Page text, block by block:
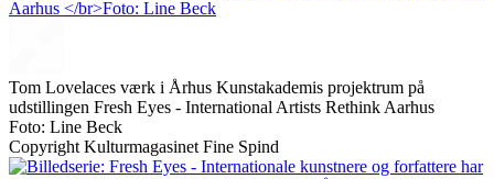
Tom Lovelaces værk i Århus Kunstakademis projektrum på
udstillingen Fresh Eyes - International Artists Rethink Aarhus
Foto: Line Beck
Copyright Kulturmagasinet Fine Spind